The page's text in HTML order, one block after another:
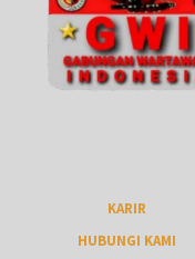
KARIR
HUBUNGI KAMI